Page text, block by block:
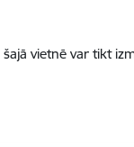
vietnē var tikt